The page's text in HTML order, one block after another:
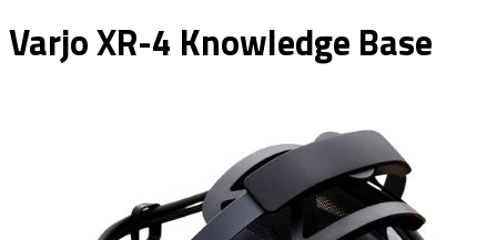
Varjo XR-4 Knowledge Base